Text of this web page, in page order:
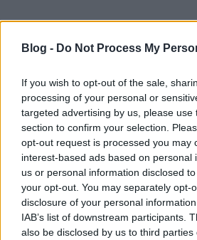
Blog - Do Not Process My
If you wish to opt-out of the sale,
processing of your personal or
targeted advertising by us, please use
section to confirm your selection.
opt-out request is processed you may
interest-based ads based on personal
us or personal information disclosed
your opt-out. You may separately opt-
disclosure of your personal
IAB’s list of downstream participants.
also be disclosed by us to third parties
Da Vinci mellett számos más
Gyula, a francia szimbolisták a
István és Galgóczi Erzsébet a
elfeledett Paál László a
Mahler a komolyzenével,
Leonardo, csak éppen DiCaprio,
Telitalálat Van Gogh azon
szeretjük a természetet, akkor
megtaláljuk a szépséget.